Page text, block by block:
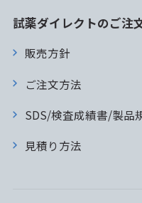
試薬ダイレクトのご注
販売方針
ご注文方法
SDS/検査成績書/製品
見積り方法